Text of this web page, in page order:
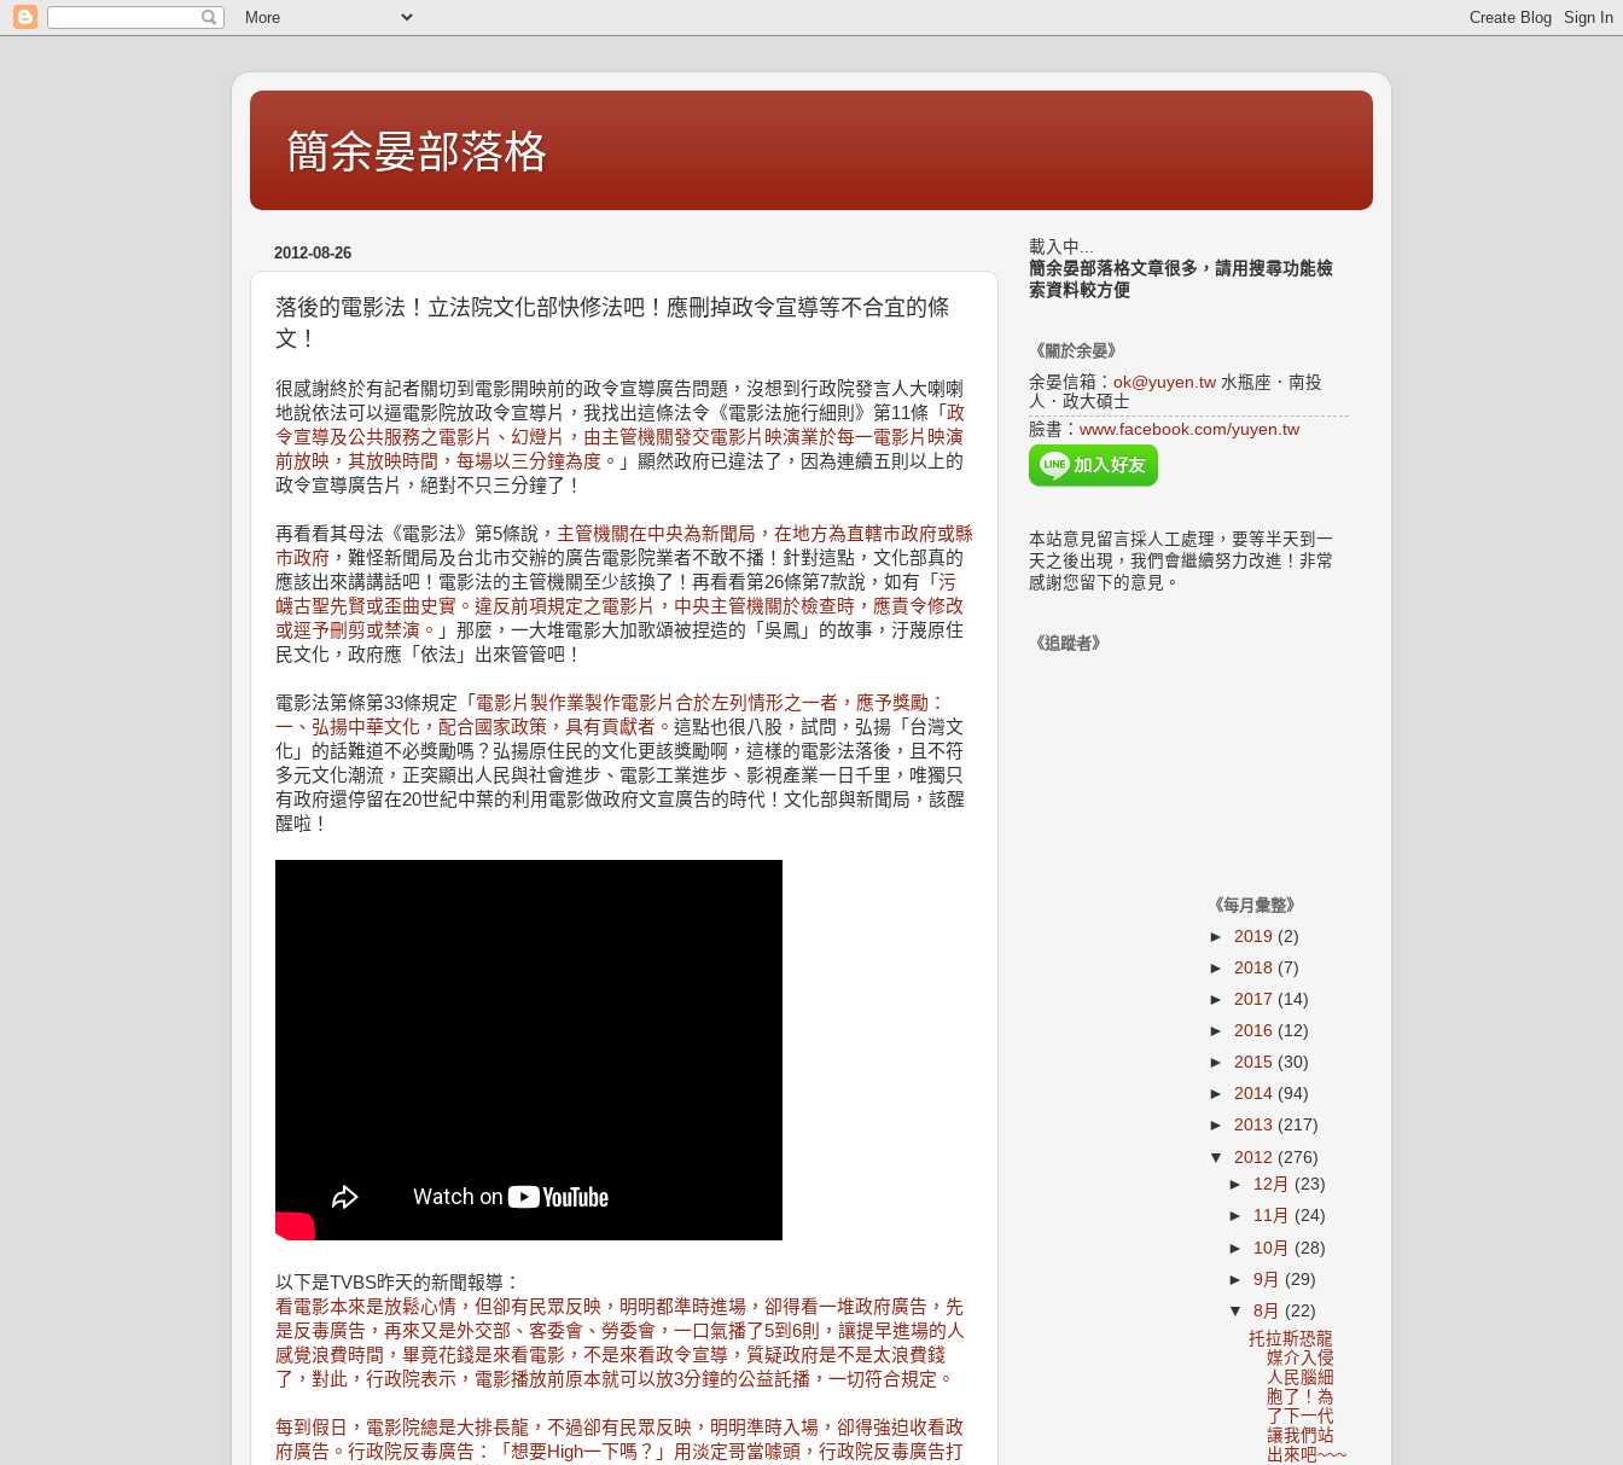
簡余晏部落格
2012-08-26
落後的電影法！立法院文化部快修法吧！應刪掉政令宣導等不合宜的條
文！
很感謝終於有記者關切到電影開映前的政令宣導廣告問題，沒想到行政院發言人大喇喇
地說依法可以逼電影院放政令宣導片，我找出這條法令《電影法施行細則》第11條「 政
令宣導及公共服務之電影片、幻燈片，由主管機關發交電影片映演業於每一電影片映演
前放映，其放映時間，每場以三分鐘為度 。」顯然政府已違法了，因為連續五則以上的
政令宣導廣告片，絕對不只三分鐘了！
再看看其母法《電影法》第5條說， 主管機關在中央為新聞局，在地方為直轄市政府或縣
市政府 ，難怪新聞局及台北市交辦的廣告電影院業者不敢不播！針對這點，文化部真的
應該出來講講話吧！電影法的主管機關至少該換了！再看看第26條第7款說，如有「 污
衊古聖先賢或歪曲史實。違反前項規定之電影片，中央主管機關於檢查時，應責令修改
或逕予刪剪或禁演。 」那麼，一大堆電影大加歌頌被捏造的「吳鳳」的故事，汙蔑原住
民文化，政府應「依法」出來管管吧！
電影法第條第33條規定「 電影片製作業製作電影片合於左列情形之一者，應予獎勵：
一、弘揚中華文化，配合國家政策，具有貢獻者。 這點也很八股，試問，弘揚「台灣文
化」的話難道不必獎勵嗎？弘揚原住民的文化更該獎勵啊，這樣的電影法落後，且不符
多元文化潮流，正突顯出人民與社會進步、電影工業進步、影視產業一日千里，唯獨只
有政府還停留在20世紀中葉的利用電影做政府文宣廣告的時代！文化部與新聞局，該醒
醒啦！
以下是TVBS昨天的新聞報導：
看電影本來是放鬆心情，但卻有民眾反映，明明都準時進場，卻得看一堆政府廣告，先
是反毒廣告，再來又是外交部、客委會、勞委會，一口氣播了5到6則，讓提早進場的人
感覺浪費時間，畢竟花錢是來看電影，不是來看政令宣導，質疑政府是不是太浪費錢
了，對此，行政院表示，電影播放前原本就可以放3分鐘的公益託播，一切符合規定。
每到假日，電影院總是大排長龍，不過卻有民眾反映，明明準時入場，卻得強迫收看政
府廣告。行政院反毒廣告：「想要High一下嗎？」用淡定哥當噱頭，行政院反毒廣告打
載入中...
簡余晏部落格文章很多，請用搜尋功能檢
索資料較方便
《關於余晏》
余晏信箱： ok@yuyen.tw 水瓶座．南投
人．政大碩士
臉書： www.facebook.com/yuyen.tw
本站意見留言採人工處理，要等半天到一
天之後出現，我們會繼續努力改進！非常
感謝您留下的意見。
《追蹤者》
《每月彙整》
► 2019 (2)
► 2018 (7)
► 2017 (14)
► 2016 (12)
► 2015 (30)
► 2014 (94)
► 2013 (217)
▼ 2012 (276)
► 12月 (23)
► 11月 (24)
► 10月 (28)
►9月 (29)
▼8月 (22)
托拉斯恐龍
媒介入侵
人民腦細
胞了！為
了下一代
讓我們站
出來吧~~~